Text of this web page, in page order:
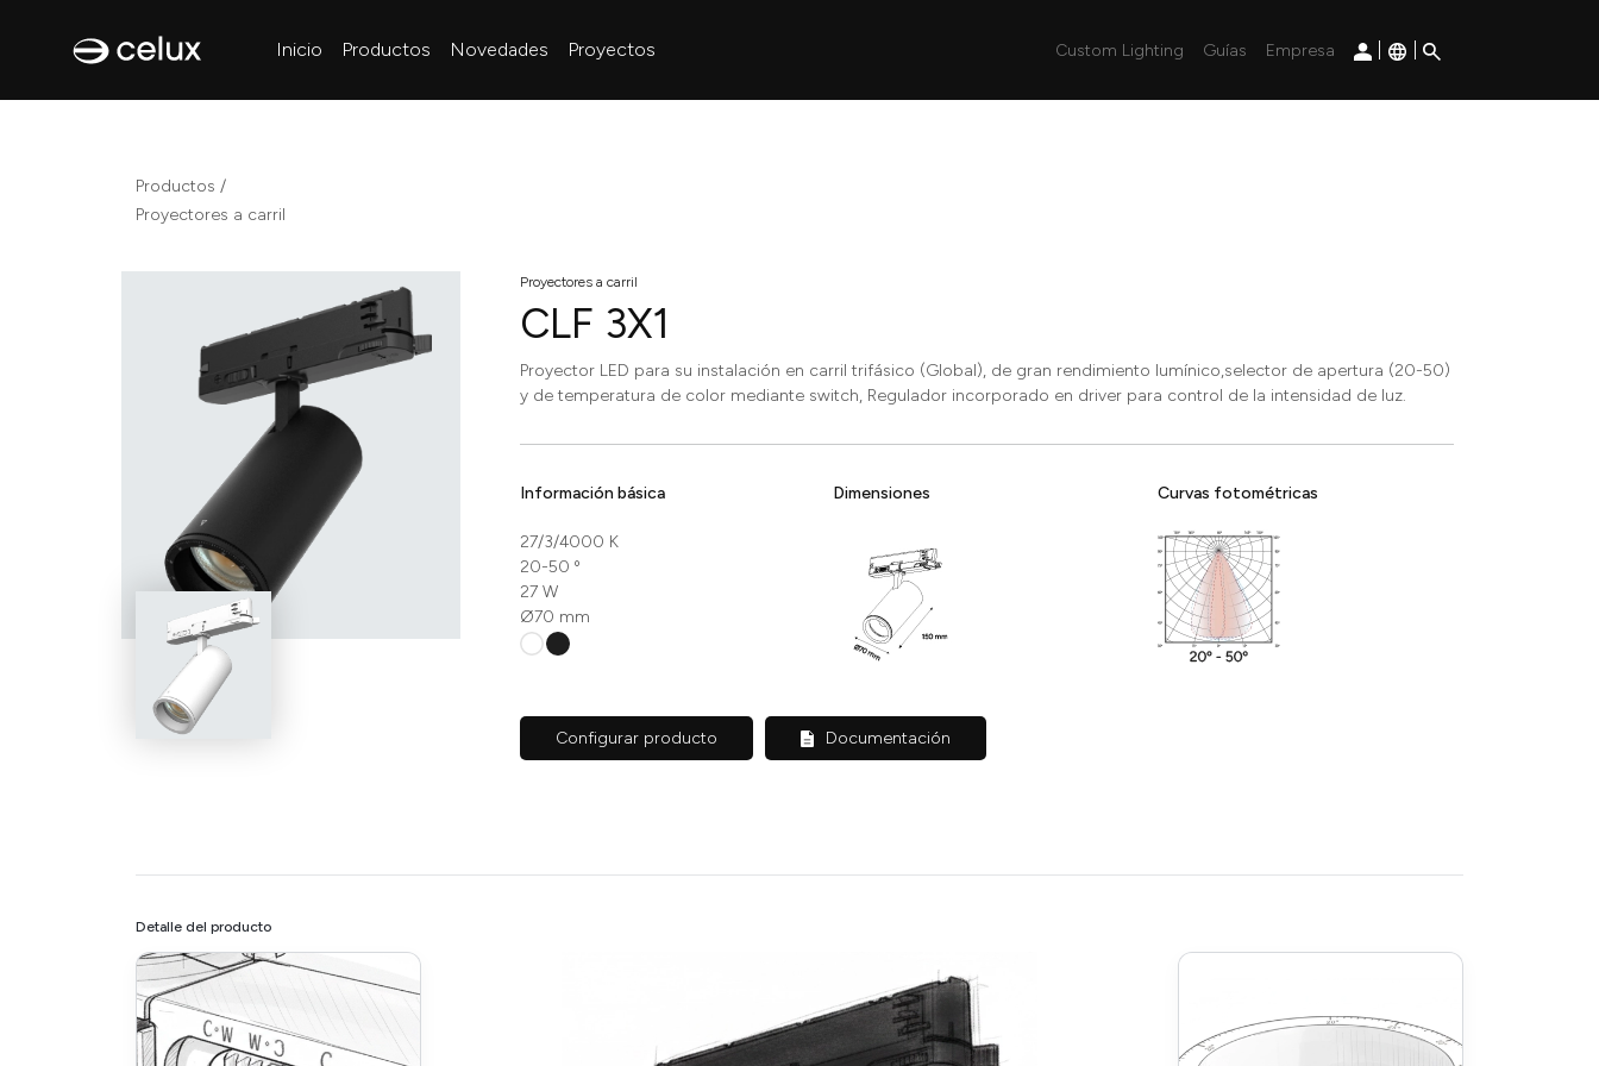
Inicio Productos Novedades Proyectos Custom Lighting Guías Empresa |
Productos /
Proyectores a carril
Proyectores a carril
CLF 3X1
Proyector LED para su instalación en carril trifásico (Global), de gran rendimiento lumínico,selector de apertura (20-50)
y de temperatura de color mediante switch, Regulador incorporado en driver para control de la intensidad de luz.
Información básica
27/3/4000 K
20-50 º
27 W
Ø70 mm
Dimensiones Curvas fotométricas
Configurar producto Documentación
Detalle del producto